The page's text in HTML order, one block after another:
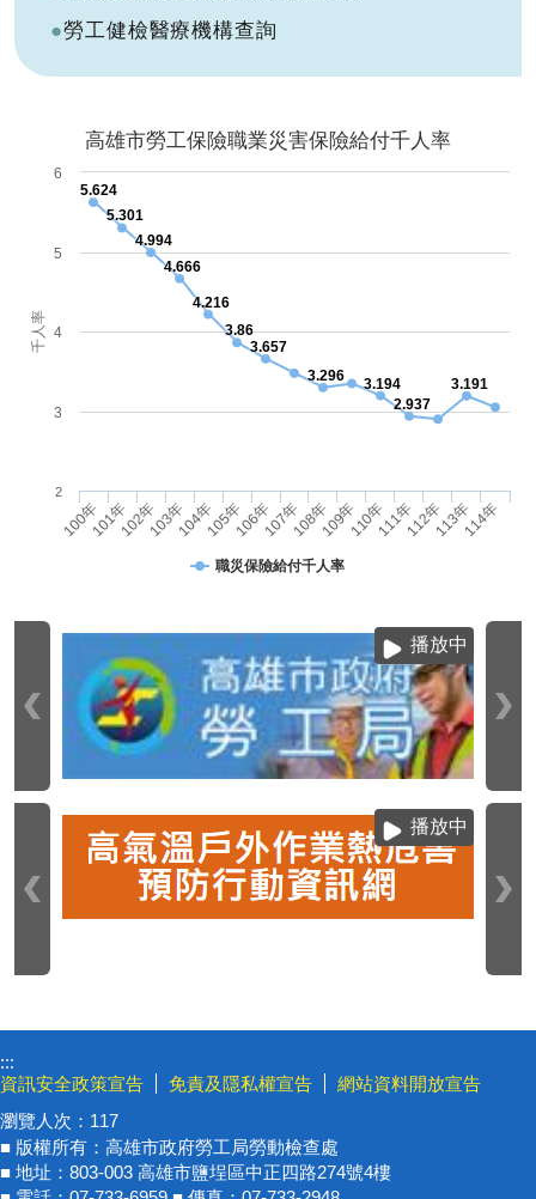
勞工健檢醫療機構查詢
千人率
高雄市勞工保險職業災害保險給付千人率
5.624
5.301
4.994
4.666
4.216
3.86
3.657
3.296
3.194
2.937
3.191
職災保險給付千人率
100年101年102年103年104年105年106年107年108年109年110年111年112年113年114年
3
4
5
6
2
播放中
播放中
:::
資訊安全政策宣告
免責及隱私權宣告
網站資料開放宣告
瀏覽人次： 117
■ 版權所有：高雄市政府勞工局勞動檢查處
■ 地址：803-003 高雄市鹽埕區中正四路274號4樓